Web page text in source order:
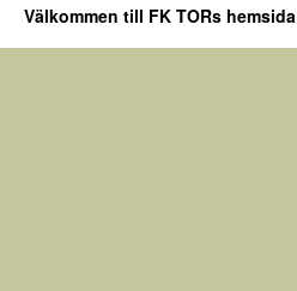
Välkommen till FK TORs hemsida